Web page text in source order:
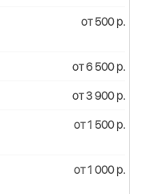
от 500 р.
от 6 500 р.
от 3 900 р.
от 1 500 р.
от 1 000 р.